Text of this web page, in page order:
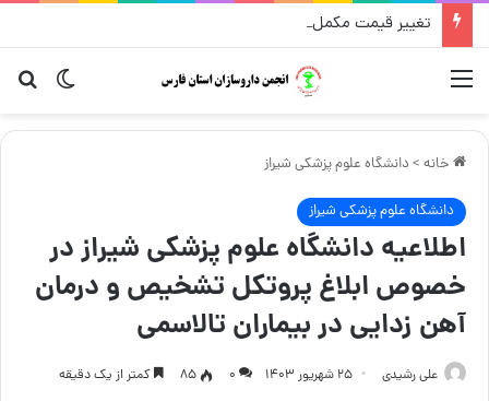
تغییر قیمت مکمل و گیاهی ۱۴ مرداد
تغییر منو
خانه > دانشگاه علوم پزشکی شیراز
دانشگاه علوم پزشکی شیراز
اطلاعیه دانشگاه علوم پزشکی شیراز در
خصوص ابلاغ پروتکل تشخیص و درمان
آهن زدایی در بیماران تالاسمی
علی رشیدی ۲۵ شهریور ۱۴۰۳ ۰ 85 کمتر از یک دقیقه